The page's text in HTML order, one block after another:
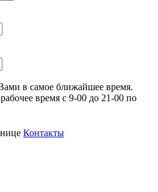
в самое ближайшее время.
время с 9-00 до 21-00 по
Контакты